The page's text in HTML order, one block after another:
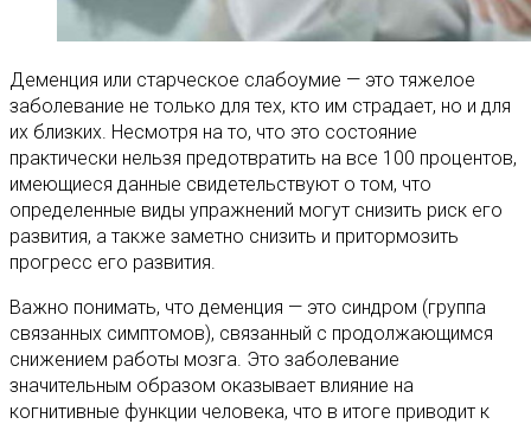
Деменция или старческое слабоумие — это тяжелое
заболевание не только для тех, кто им страдает, но и для
их близких. Несмотря на то, что это состояние
практически нельзя предотвратить на все 100 процентов,
имеющиеся данные свидетельствуют о том, что
определенные виды упражнений могут снизить риск его
развития, а также заметно снизить и притормозить
прогресс его развития.
Важно понимать, что деменция — это синдром (группа
связанных симптомов), связанный с продолжающимся
снижением работы мозга. Это заболевание
значительным образом оказывает влияние на
когнитивные функции человека, что в итоге приводит к